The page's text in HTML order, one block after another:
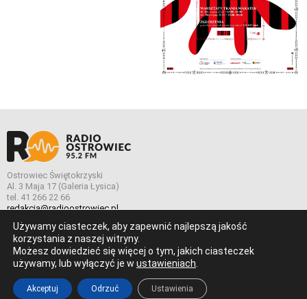
Ostrowiec Świętokrzyski
Al. 3 Maja 17 (Galeria Łysica)
tel. 41 266 22 66
redakcja@radioostrowiec.pl
© Wszelkie prawa zastrzeżone. Radio Ostrowiec 2026 Radio
Ostrowiec.
Stworzone z
Używamy ciasteczek, aby zapewnić najlepszą jakość
korzystania z naszej witryny.
Możesz dowiedzieć się więcej o tym, jakich ciasteczek
używamy, lub wyłączyć je w ustawieniach
Akceptuj Odrzuć Ustawienia